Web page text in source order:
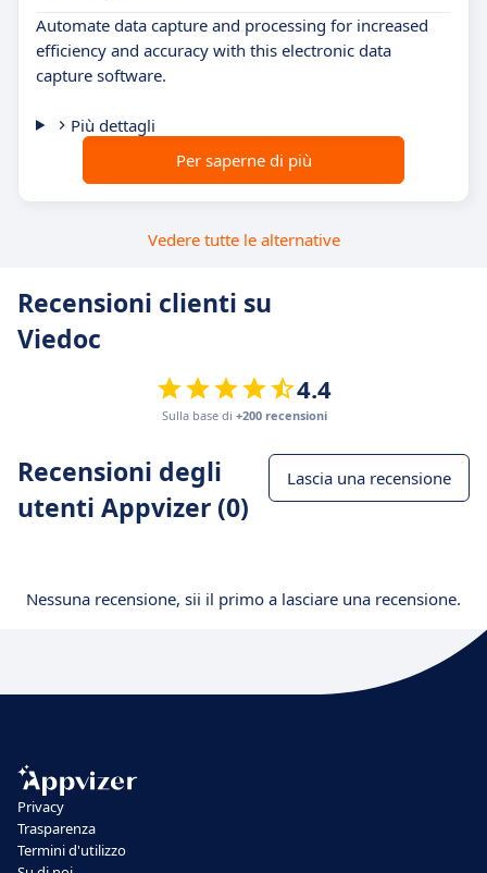
Automate data capture and processing for increased
efficiency and accuracy with this electronic data
capture software.
Più dettagli
Per saperne di più
Vedere tutte le alternative
Recensioni clienti su
Viedoc
4.4
Sulla base di +200 recensioni
Recensioni degli
utenti Appvizer (0)
Lascia una recensione
Nessuna recensione, sii il primo a lasciare una recensione.
Privacy
Trasparenza
Termini d'utilizzo